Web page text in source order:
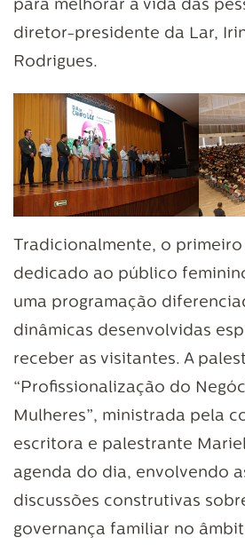
para melhorar a vida das
diretor-presidente da Lar,
Rodrigues.
Tradicionalmente, o
dedicado ao público
uma programação
dinâmicas desenvolvidas
receber as visitantes. A
“Profissionalização do
Mulheres”, ministrada pela
escritora e palestrante
agenda do dia, envolvendo
discussões construtivas
governança familiar no